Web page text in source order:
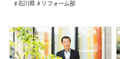
石川県 リフォーム部